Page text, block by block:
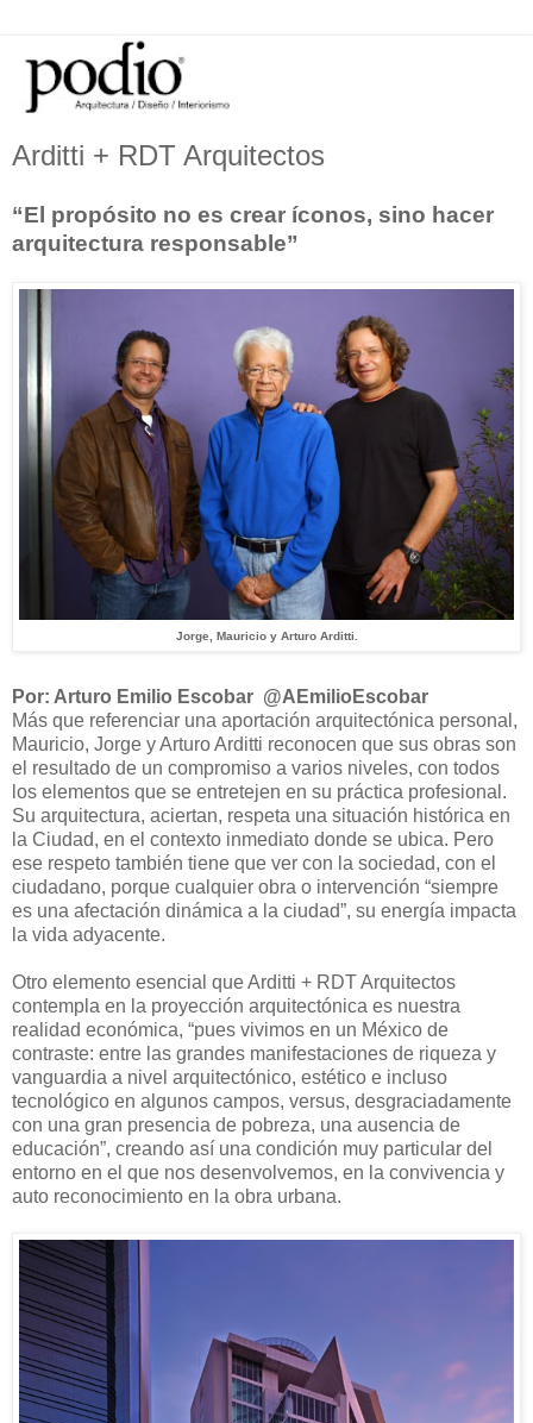
Arditti + RDT Arquitectos
“El propósito no es crear íconos, sino hacer
arquitectura responsable”
Jorge, Mauricio y Arturo Arditti.
Por: Arturo Emilio Escobar @AEmilioEscobar
Más que referenciar una aportación arquitectónica personal,
Mauricio, Jorge y Arturo Arditti reconocen que sus obras son
el resultado de un compromiso a varios niveles, con todos
los elementos que se entretejen en su práctica profesional.
Su arquitectura, aciertan, respeta una situación histórica en
la Ciudad, en el contexto inmediato donde se ubica. Pero
ese respeto también tiene que ver con la sociedad, con el
ciudadano, porque cualquier obra o intervención “siempre
es una afectación dinámica a la ciudad”, su energía impacta
la vida adyacente.
Otro elemento esencial que Arditti + RDT Arquitectos
contempla en la proyección arquitectónica es nuestra
realidad económica, “pues vivimos en un México de
contraste: entre las grandes manifestaciones de riqueza y
vanguardia a nivel arquitectónico, estético e incluso
tecnológico en algunos campos, versus, desgraciadamente
con una gran presencia de pobreza, una ausencia de
educación”, creando así una condición muy particular del
entorno en el que nos desenvolvemos, en la convivencia y
auto reconocimiento en la obra urbana.